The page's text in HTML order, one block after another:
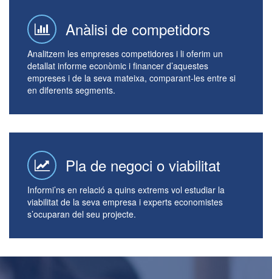
Anàlisi de competidors
Analitzem les empreses competidores i li oferim un
detallat informe econòmic i financer d’aquestes
empreses i de la seva mateixa, comparant-les entre si
en diferents segments.
Pla de negoci o viabilitat
Informi’ns en relació a quins extrems vol estudiar la
viabilitat de la seva empresa i experts economistes
s’ocuparan del seu projecte.